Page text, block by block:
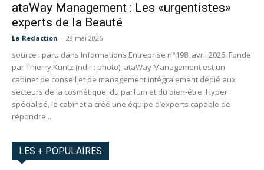
ataWay Management : Les «urgentistes»
experts de la Beauté
La Redaction - 29 mai 2026
source : paru dans Informations Entreprise n°198, avril 2026 Fondé
par Thierry Kuntz (ndlr : photo), ataWay Management est un
cabinet de conseil et de management intégralement dédié aux
secteurs de la cosmétique, du parfum et du bien-être. Hyper
spécialisé, le cabinet a créé une équipe d’experts capable de
répondre...
LES + POPULAIRES